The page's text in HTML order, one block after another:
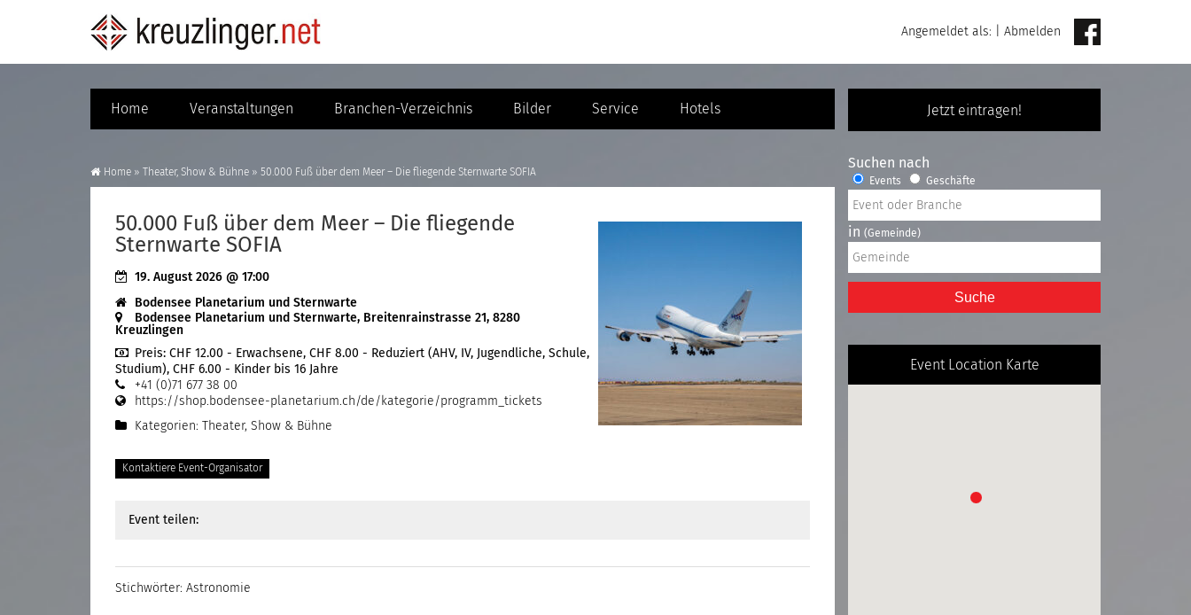
Angemeldet als: Abmelden
Jetzt eintragen!
Home Veranstaltungen Branchen-Verzeichnis Bilder Service Hotels
Home » Theater, Show & Bühne » 50.000 Fuß über dem Meer – Die fliegende Sternwarte SOFIA
50.000 Fuß über dem Meer – Die fliegende
Sternwarte SOFIA
19. August 2026 @ 17:00
Bodensee Planetarium und Sternwarte
Bodensee Planetarium und Sternwarte, Breitenrainstrasse 21, 8280
Kreuzlingen
Preis: CHF 12.00 - Erwachsene, CHF 8.00 - Reduziert (AHV, IV, Jugendliche, Schule,
Studium), CHF 6.00 - Kinder bis 16 Jahre
+41 (0)71 677 38 00
https://shop.bodensee-planetarium.ch/de/kategorie/programm_tickets
Kategorien:
Theater, Show & Bühne
Kontaktiere Event-Organisator
Event teilen:
Stichwörter: Astronomie
Suchen nach
Events Geschäfte
in (Gemeinde)
Suche
Event Location Karte